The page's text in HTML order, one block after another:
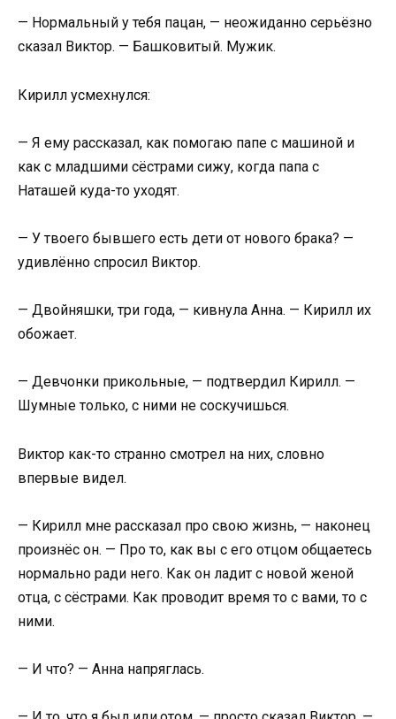
— Нормальный у тебя пацан, — неожиданно серьёзно
сказал Виктор. — Башковитый. Мужик.
Кирилл усмехнулся:
— Я ему рассказал, как помогаю папе с машиной и
как с младшими сёстрами сижу, когда папа с
Наташей куда-то уходят.
— У твоего бывшего есть дети от нового брака? —
удивлённо спросил Виктор.
— Двойняшки, три года, — кивнула Анна. — Кирилл их
обожает.
— Девчонки прикольные, — подтвердил Кирилл. —
Шумные только, с ними не соскучишься.
Виктор как-то странно смотрел на них, словно
впервые видел.
— Кирилл мне рассказал про свою жизнь, — наконец
произнёс он. — Про то, как вы с его отцом общаетесь
нормально ради него. Как он ладит с новой женой
отца, с сёстрами. Как проводит время то с вами, то с
ними.
— И что? — Анна напряглась.